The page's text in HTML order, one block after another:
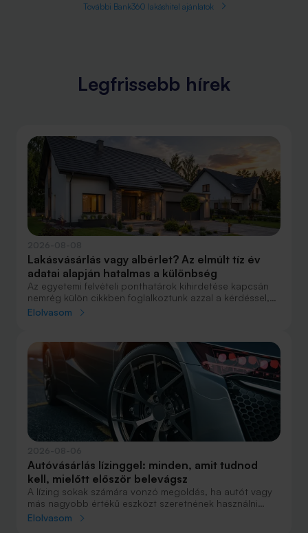
További Bank360 lakáshitel ajánlatok
Legfrissebb hírek
Lakásvásárlás vagy albérlet? Az elmúlt tíz év
adatai alapján hatalmas a különbség
Az egyetemi felvételi ponthatárok kihirdetése kapcsán
nemrég külön cikkben foglalkoztunk azzal a kérdéssel,
hogy lakást venni vagy vásárolni éri meg jobban. Előző
csak teheti, annak mindenképpen megéri a
lakásvásárlás. De mi a helyzet akkor, ha inkább a
múltbéli adatokra koncentrálunk? Hogyan áll ma valaki,
aki 2016-ban lakást vásárolt, illetve valaki, aki a bérlés
mellett döntött, illetve jobb híján arra kényszerült?
Elolvasom
Autóvásárlás lízinggel: minden, amit tudnod
kell, mielőtt először belevágsz
A lízing sokak számára vonzó megoldás, ha autót vagy
más nagyobb értékű eszközt szeretnének használni
anélkül, hogy azt egy összegben ki kellene fizetniük.
Elolvasom